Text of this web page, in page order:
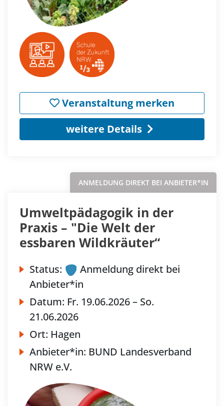
Veranstaltung merken
weitere Details
ANMELDUNG DIREKT BEI ANBIETER*IN
Umweltpädagogik in der
Praxis – "Die Welt der
essbaren Wildkräuter“
Status:
Anmeldung direkt bei
Anbieter*in
Datum: Fr. 19.06.2026 – So.
21.06.2026
Ort: Hagen
Anbieter*in: BUND Landesverband
NRW e.V.